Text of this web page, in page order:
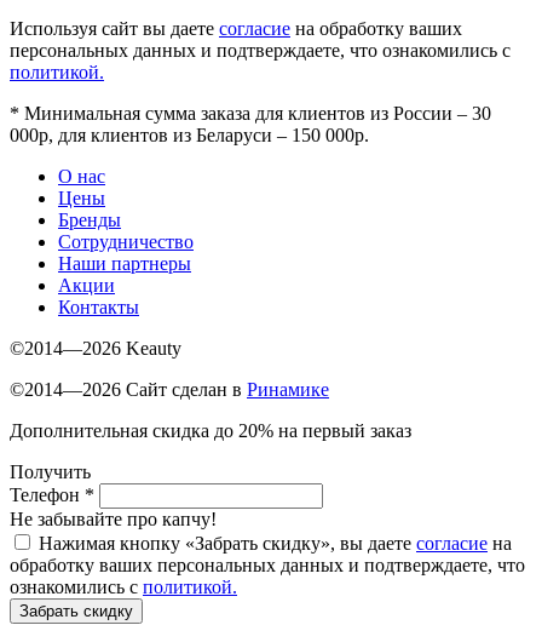
Используя сайт вы даете согласие на обработку ваших
персональных данных и подтверждаете, что ознакомились с
политикой.
* Минимальная сумма заказа для клиентов из России – 30
000р, для клиентов из Беларуси – 150 000р.
О нас
Цены
Бренды
Сотрудничество
Наши партнеры
Акции
Контакты
©2014—2026 Keauty
©2014—2026 Сайт сделан в Ринамике
Дополнительная скидка до 20% на первый заказ
Получить
Телефон *
Не забывайте про капчу!
Нажимая кнопку «Забрать скидку», вы даете согласие на
обработку ваших персональных данных и подтверждаете, что
ознакомились с политикой.
Забрать скидку